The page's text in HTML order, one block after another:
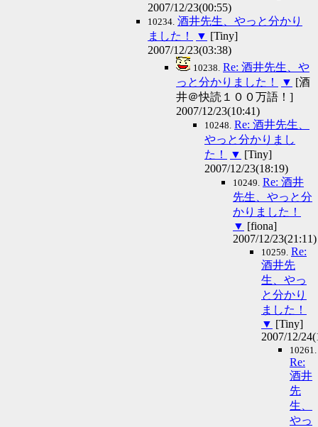
2007/12/23(00:55)
10234. 酒井先生、やっと分かり
ました！
▼ [Tiny]
2007/12/23(03:38)
10238. Re: 酒井先生、や
っと分かりました！
▼ [酒
井＠快読１００万語！]
2007/12/23(10:41)
10248. Re: 酒井先生、
やっと分かりまし
た！
▼ [Tiny]
2007/12/23(18:19)
10249. Re: 酒井
先生、やっと分
かりました！
▼ [fiona]
2007/12/23(21:11)
10259. Re:
酒井先
生、やっ
と分かり
ました！
▼ [Tiny]
2007/12/
10261.
Re:
酒井
先
生、
やっ